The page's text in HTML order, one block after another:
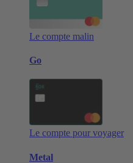
Le compte malin
Go
Le compte pour voyager
Metal